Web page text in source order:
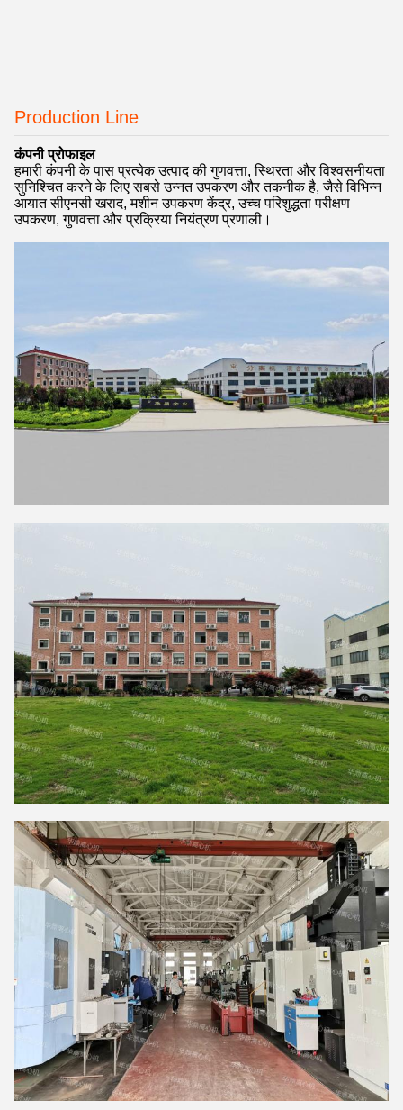
Production Line
कंपनी प्रोफाइल
हमारी कंपनी के पास प्रत्येक उत्पाद की गुणवत्ता, स्थिरता और विश्वसनीयता
सुनिश्चित करने के लिए सबसे उन्नत उपकरण और तकनीक है, जैसे विभिन्न
आयात सीएनसी खराद, मशीन उपकरण केंद्र, उच्च परिशुद्धता परीक्षण
उपकरण, गुणवत्ता और प्रक्रिया नियंत्रण प्रणाली।